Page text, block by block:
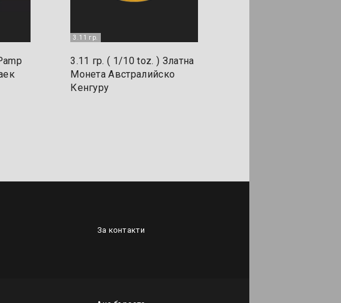
3.11 гр.
3.11 гр. ( 1/10 toz. ) Златна
Монета Австралийско
Кенгуру
За контакти